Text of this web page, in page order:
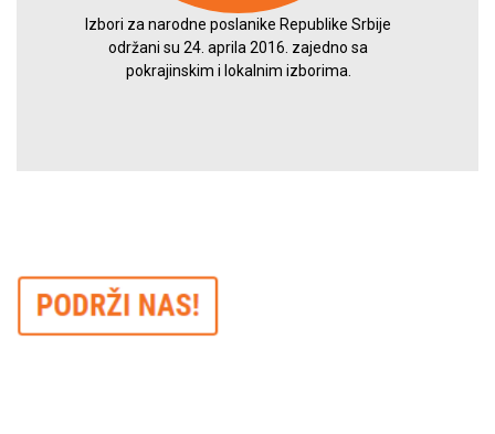
Izbori za narodne poslanike Republike Srbije
održani su 24. aprila 2016. zajedno sa
pokrajinskim i lokalnim izborima.